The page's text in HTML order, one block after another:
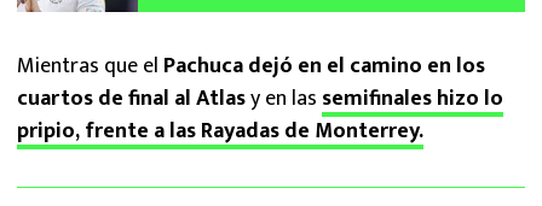
Mientras que el Pachuca dejó en el camino en los
cuartos de final al Atlasy en las semifinales hizo lo
pripio, frente a las Rayadas de Monterrey.